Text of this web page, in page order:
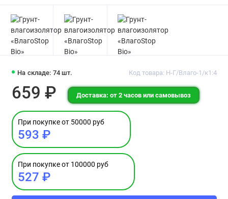
На складе: 74 шт. Код товара: Н-Г/Влаго-1/к1:4
659 ₽ Доставка: от 2 часов или самовывоз
При покупке от 50000 руб
593 ₽
При покупке от 100000 руб
527 ₽